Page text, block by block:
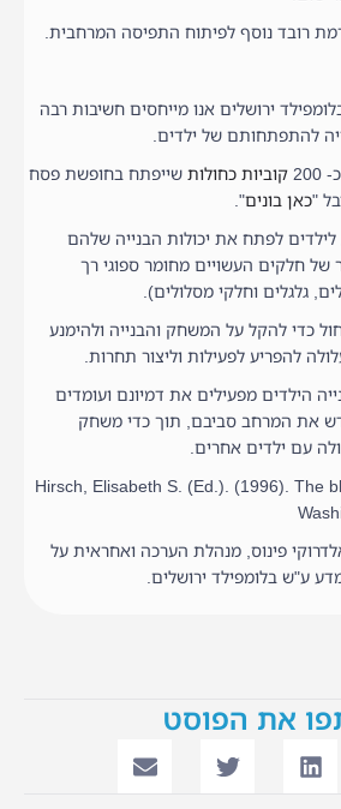
רובד נוסף לפיתוח התפיסה המרחבית.
ירושלים אנו מייחסים חשיבות רבה
להתפתחותם של ילדים.
קוביות כחולותשייפתח בחופשת פסח
כאן בונים".
לפתח את יכולות הבנייה שלהם
חלקים העשויים מחומר ספוגי רך
גלגלים וחלקי מסלולים).
כדי להקל על המשחק והבנייה ולהימנע
להפריע לפעילות וליצור תחרות.
הילדים מפעילים את דמיונם ועומדים
את המרחב סביבם, תוך כדי משחק
עם ילדים אחרים.
Hirsch, Elisabeth S. (Ed.). (1996). The
פינוס, מנהלת הערכה ואחראית על
ע"ש בלומפילד ירושלים.
את הפוסט